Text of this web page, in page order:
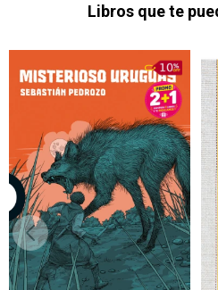
Libros que te